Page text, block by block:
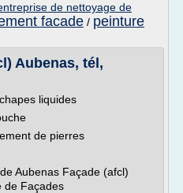
de nettoyage de
facade / peinture
Aubenas, tél,
liquides
de pierres
Aubenas Façade (afcl)
de Façades